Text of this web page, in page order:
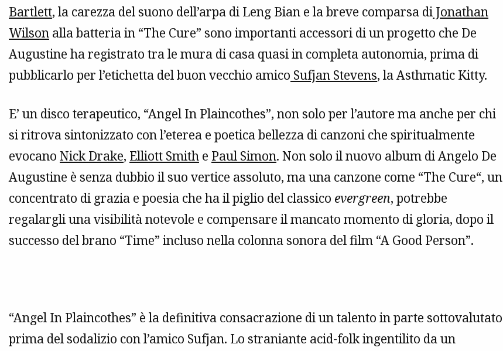
Bartlett, la carezza del suono dell’arpa di Leng Bian e la breve comparsa di Jonathan
Wilson alla batteria in “The Cure” sono importanti accessori di un progetto che De
Augustine ha registrato tra le mura di casa quasi in completa autonomia, prima di
pubblicarlo per l’etichetta del buon vecchio amico Sufjan Stevens, la Asthmatic Kitty.
E’ un disco terapeutico, “Angel In Plaincothes”, non solo per l’autore ma anche per chi
si ritrova sintonizzato con l’eterea e poetica bellezza di canzoni che spiritualmente
evocano Nick Drake, Elliott Smith e Paul Simon. Non solo il nuovo album di Angelo De
Augustine è senza dubbio il suo vertice assoluto, ma una canzone come “The Cure“, un
concentrato di grazia e poesia che ha il piglio del classico evergreen, potrebbe
regalargli una visibilità notevole e compensare il mancato momento di gloria, dopo il
successo del brano “Time” incluso nella colonna sonora del film “A Good Person”.
“Angel In Plaincothes” è la definitiva consacrazione di un talento in parte sottovalutato
prima del sodalizio con l’amico Sufjan. Lo straniante acid-folk ingentilito da un